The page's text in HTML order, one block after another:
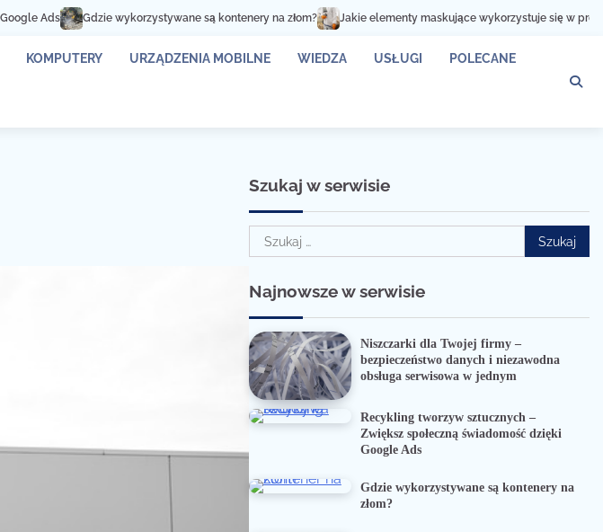
Gdzie wykorzystywane są kontenery na złom? Jakie elementy maskujące wykorzystuje się w procesie
KOMPUTERY URZĄDZENIA MOBILNE WIEDZA USŁUGI POLECANE
Szukaj w serwisie
Szukaj:
Najnowsze w serwisie
Niszczarki dla Twojej firmy –
bezpieczeństwo danych i niezawodna
obsługa serwisowa w jednym
Recykling tworzyw sztucznych –
Zwiększ społeczną świadomość dzięki
Google Ads
Gdzie wykorzystywane są kontenery na
złom?